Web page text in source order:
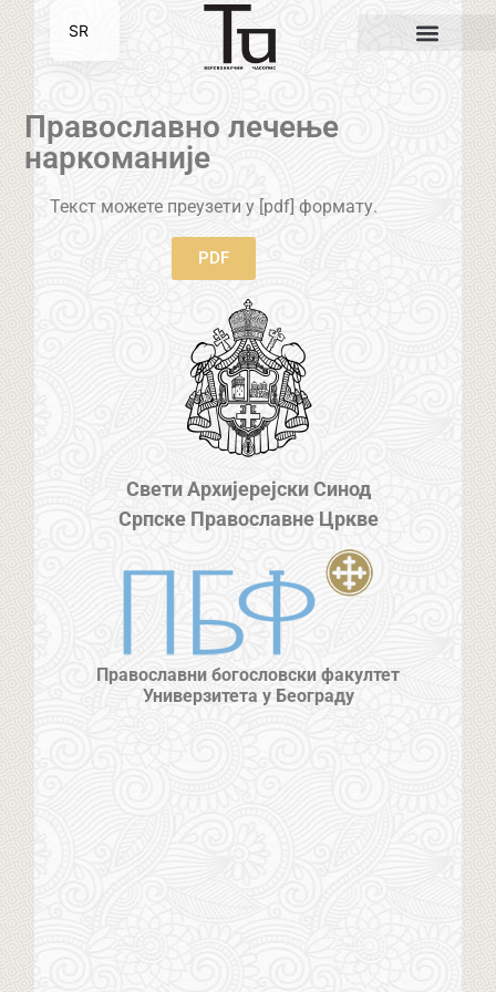
Православно лечење
наркоманије
Текст можете преузети у [pdf] формату.
PDF
Свети Архијерејски Синод
Српске Православне Цркве
Православни богословски факултет
Универзитета у Београду
SR
EN